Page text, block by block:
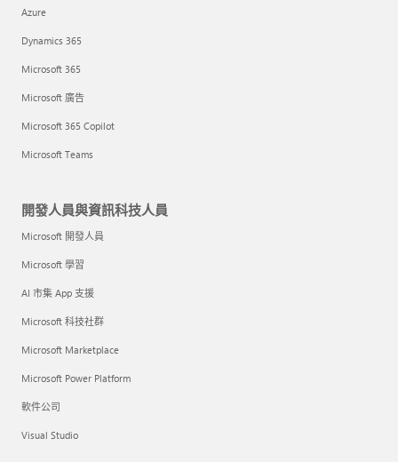
Azure
Dynamics 365
Microsoft 365
Microsoft 廣告
Microsoft 365 Copilot
Microsoft Teams
開發人員與資訊科技人員
Microsoft 開發人員
Microsoft 學習
AI 市集 App 支援
Microsoft 科技社群
Microsoft Marketplace
Microsoft Power Platform
軟件公司
Visual Studio